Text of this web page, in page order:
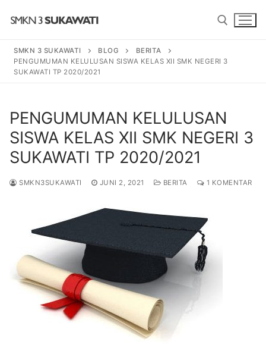
BERANDA
SENI TARI BALI
SENI PEDALANGAN
SENI KERAWITAN
SENI MUSIK NON KLASIK
KECANTIKAN KULIT & RAMBUT
PROFIL SEKOLAH
SEJARAH
VISI & MISI
TUJUAN
STRUKTUR ORGANISASI
BERITA
GALERI
KONTAK KAMI
SMKN 3 SUKAWATI BLOG
BERITA
PENGUMUMAN KELULUSAN SISWA KELAS XII SMK NEGERI 3
SUKAWATI TP 2020/2021
PENGUMUMAN KELULUSAN
SISWA KELAS XII SMK NEGERI 3
SUKAWATI TP 2020/2021
SMKN3SUKAWATI JUNI 2, 2021 BERITA 1 KOMENTAR